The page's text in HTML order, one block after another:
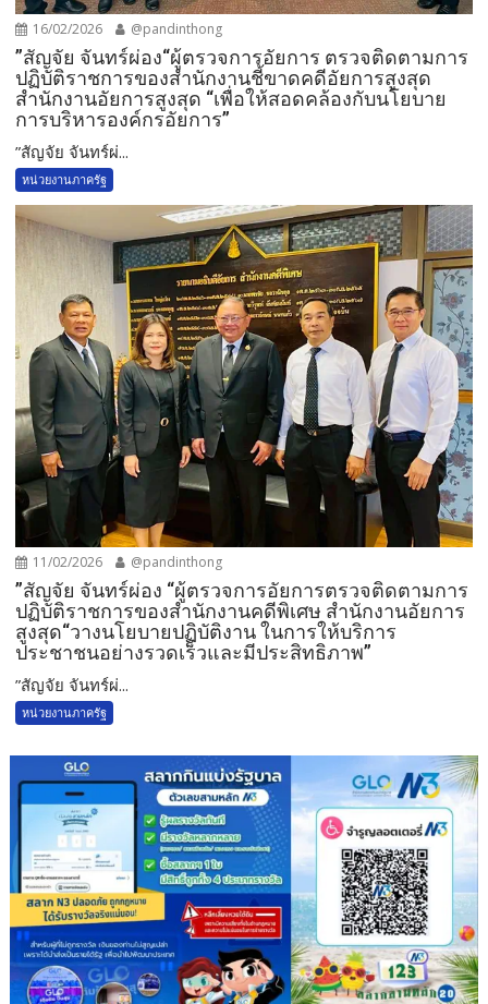
16/02/2026 @pandinthong
”สัญจัย จันทร์ผ่อง“ผู้ตรวจการอัยการ ตรวจติดตามการ
ปฏิบัติราชการของสำนักงานชี้ขาดคดีอัยการสูงสุด
สำนักงานอัยการสูงสุด “เพื่อให้สอดคล้องกับนโยบาย
การบริหารองค์กรอัยการ”
”สัญจัย จันทร์ผ่...
หน่วยงานภาครัฐ
11/02/2026 @pandinthong
”สัญจัย จันทร์ผ่อง “ผู้ตรวจการอัยการตรวจติดตามการ
ปฏิบัติราชการของสำนักงานคดีพิเศษ สำนักงานอัยการ
สูงสุด“วางนโยบายปฏิบัติงาน ในการให้บริการ
ประชาชนอย่างรวดเร็วและมีประสิทธิภาพ”
”สัญจัย จันทร์ผ่...
หน่วยงานภาครัฐ